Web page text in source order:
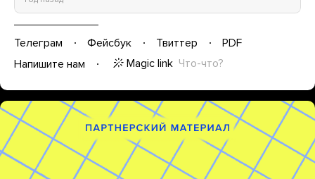
Телеграм Фейсбук Твиттер
PDF
Напишите нам
Magic link Что-что?